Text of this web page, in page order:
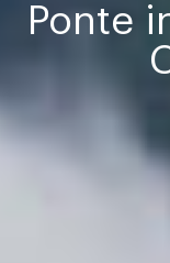
Ponte